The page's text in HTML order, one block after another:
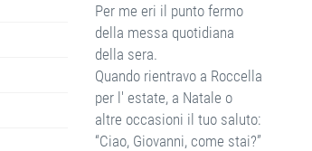
Per me eri il punto fermo
della messa quotidiana
della sera.
Quando rientravo a Roccella
per l' estate, a Natale o
altre occasioni il tuo saluto:
“Ciao, Giovanni, come stai?”